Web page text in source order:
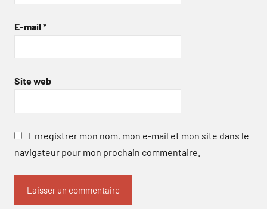
E-mail *
Site web
Enregistrer mon nom, mon e-mail et mon site dans le
navigateur pour mon prochain commentaire.